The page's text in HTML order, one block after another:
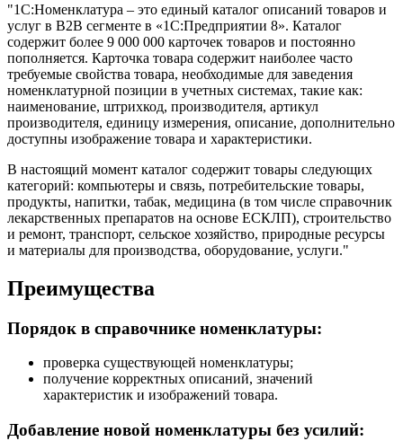
"1С:Номенклатура – это единый каталог описаний товаров и
услуг в B2B сегменте в «1С:Предприятии 8». Каталог
содержит более 9 000 000 карточек товаров и постоянно
пополняется. Карточка товара содержит наиболее часто
требуемые свойства товара, необходимые для заведения
номенклатурной позиции в учетных системах, такие как:
наименование, штрихкод, производителя, артикул
производителя, единицу измерения, описание, дополнительно
доступны изображение товара и характеристики.
В настоящий момент каталог содержит товары следующих
категорий: компьютеры и связь, потребительские товары,
продукты, напитки, табак, медицина (в том числе справочник
лекарственных препаратов на основе ЕСКЛП), строительство
и ремонт, транспорт, сельское хозяйство, природные ресурсы
и материалы для производства, оборудование, услуги."
Преимущества
Порядок в справочнике номенклатуры:
проверка существующей номенклатуры;
получение корректных описаний, значений
характеристик и изображений товара.
Добавление новой номенклатуры без усилий: